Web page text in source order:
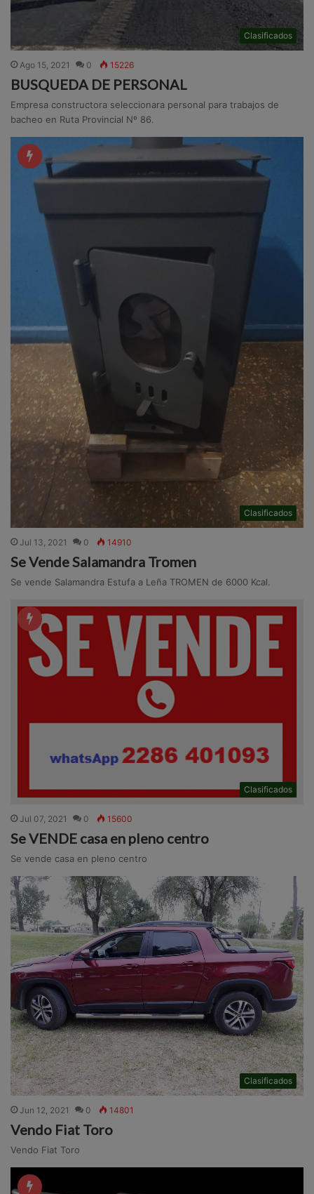
Clasificados
Ago 15, 2021 0 15226
BUSQUEDA DE PERSONAL
Empresa constructora seleccionara personal para trabajos de
bacheo en Ruta Provincial Nº 86.
Clasificados
Jul 13, 2021 0 14910
Se Vende Salamandra Tromen
Se vende Salamandra Estufa a Leña TROMEN de 6000 Kcal.
Clasificados
Jul 07, 2021 0 15600
Se VENDE casa en pleno centro
Se vende casa en pleno centro
Clasificados
Jun 12, 2021 0 14801
Vendo Fiat Toro
Vendo Fiat Toro